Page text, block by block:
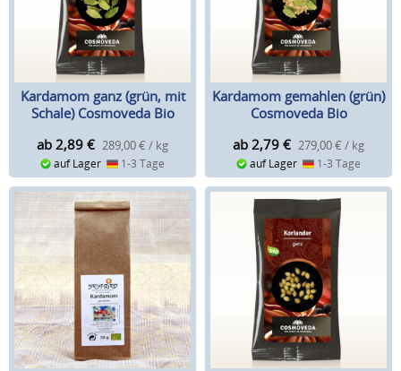
Kardamom ganz (grün, mit
Schale) Cosmoveda Bio
ab 2,89 € 289,00 € / kg
auf Lager 1-3 Tage
Kardamom gemahlen (grün)
Cosmoveda Bio
ab 2,79 € 279,00 € / kg
auf Lager 1-3 Tage